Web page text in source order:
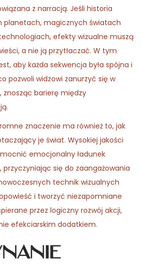
z narracją. Jeśli historia
planetach, magicznych światach
efekty wizualne muszą
a nie ją przytłaczać. W tym
aby każda sekwencja była spójna i
pozwoli widzowi zanurzyć się w
barierę między
znaczenie ma również to, jak
je świat. Wysokiej jakości
emocjonalny ładunek
się do zaangażowania
technik wizualnych
i tworzyć niezapomniane
przez logiczny rozwój akcji,
efekciarskim dodatkiem.